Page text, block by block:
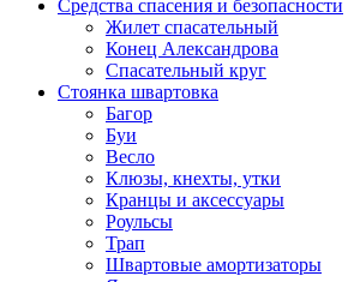
Средства спасения и безопасности
Жилет спасательный
Конец Александрова
Спасательный круг
Стоянка швартовка
Багор
Буи
Весло
Клюзы, кнехты, утки
Кранцы и аксессуары
Роульсы
Трап
Швартовые амортизаторы